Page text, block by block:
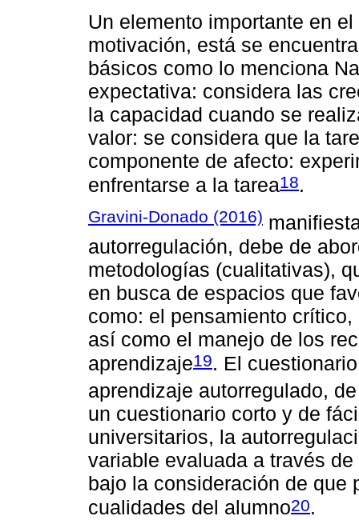
Un elemento importante en
motivación, está se
básicos como lo menciona
expectativa: considera las
la capacidad cuando se
valor: se considera que la
componente de afecto:
enfrentarse a la tarea18.
Gravini-Donado (2016)
autorregulación, debe de
metodologías (cualitativas),
en busca de espacios que
como: el pensamiento
así como el manejo de los
aprendizaje19. El
aprendizaje autorregulado,
un cuestionario corto y de
universitarios, la
variable evaluada a través
bajo la consideración de que
cualidades del alumno20.